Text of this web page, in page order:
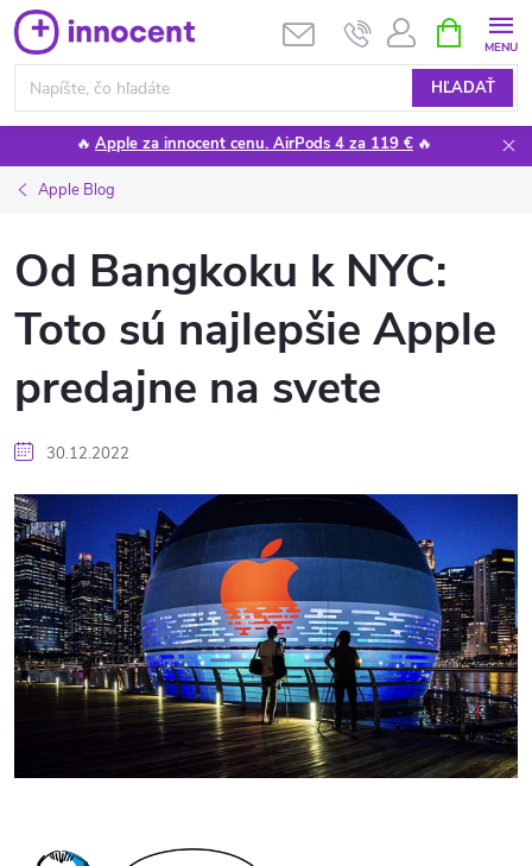
Prejsť
na
obsah
HĽADAŤ
KOŠÍK
🔥 Apple za innocent cenu. AirPods 4 za 119 € 🔥
Apple Blog
Od Bangkoku k NYC:
Toto sú najlepšie Apple
predajne na svete
30.12.2022